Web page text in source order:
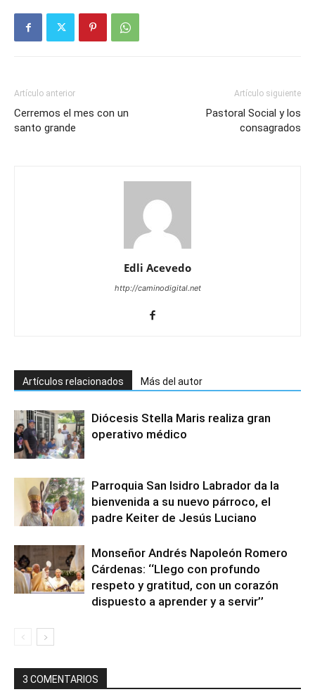
Artículo anterior
Cerremos el mes con un
santo gran­de
Artículo siguiente
Pastoral Social y los
consagrados
Edli Acevedo
http://caminodigital.net
Artículos relacionados Más del autor
Diócesis Stella Maris realiza gran
operativo médico
Parroquia San Isidro Labrador da la
bienvenida a su nuevo párroco, el
padre Keiter de Jesús Luciano
Monseñor Andrés Napoleón Romero
Cárdenas: ‘‘Llego con profundo
respeto y gratitud, con un corazón
dispuesto a aprender y a servir’’
3 COMENTARIOS